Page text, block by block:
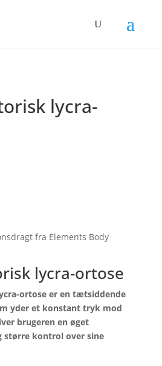
lycra-
lycra-ortose
ortose er en tætsiddende
yder et konstant tryk mod
brugeren en øget
større kontrol over sine